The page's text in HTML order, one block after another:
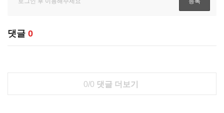
댓글 0
0/0 댓글 더보기